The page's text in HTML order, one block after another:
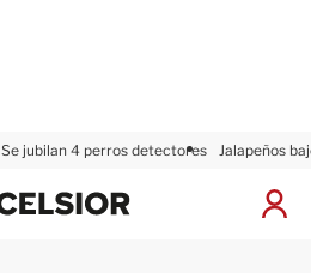
Se jubilan 4 perros detectores Jalapeños
I
x